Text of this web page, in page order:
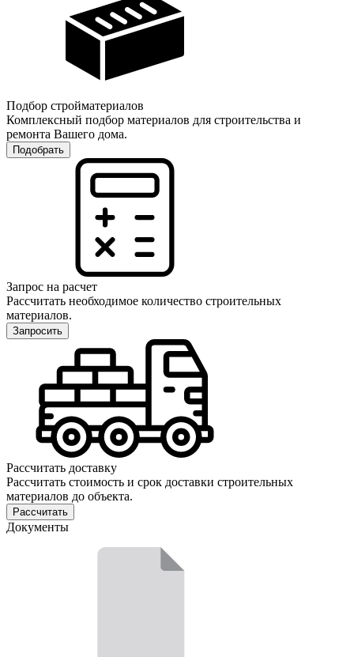
Подбор стройматериалов
Комплексный подбор материалов для строительства и
ремонта Вашего дома.
Подобрать
Запрос на расчет
Рассчитать необходимое количество строительных
материалов.
Запросить
Рассчитать доставку
Рассчитать стоимость и срок доставки строительных
материалов до объекта.
Рассчитать
Документы